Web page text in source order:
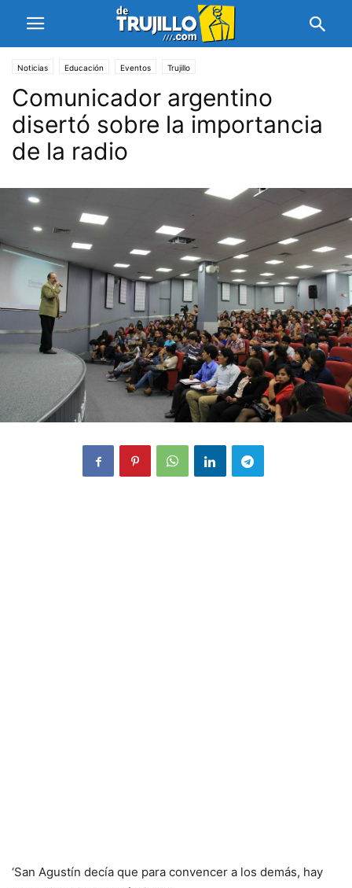
Noticias Educación Eventos Trujillo
Comunicador argentino
disertó sobre la importancia
de la radio
‘San Agustín decía que para convencer a los demás, hay